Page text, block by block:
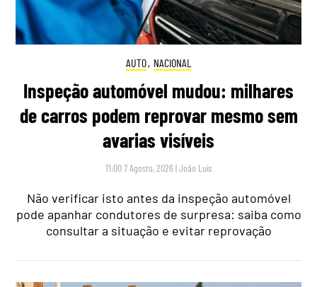
AUTO, NACIONAL
Inspeção automóvel mudou: milhares
de carros podem reprovar mesmo sem
avarias visíveis
11:00 7 Agosto, 2026 |João Luís
Não verificar isto antes da inspeção automóvel
pode apanhar condutores de surpresa: saiba como
consultar a situação e evitar reprovação